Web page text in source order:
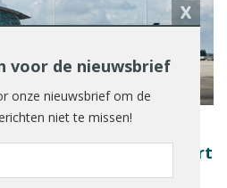
op Brussels Airport
X
voor de nieuwsbrief
onze nieuwsbrief om de
niet te missen!